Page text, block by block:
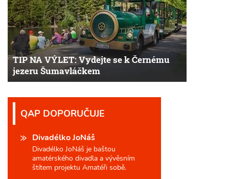
TIP NA VÝLET: Vydejte se k Černému
jezeru Šumavláčkem
QAP DOPORUČUJE
Divadélko JoNáš
Divadélko JoNáš je baštou
amatérského divadla a vývěsním
štítem projektu Amatéři sobě.